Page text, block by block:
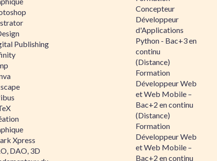
Publishing
Xpress
DAO, 3D
Concepteur
Développeur
d'Applications
Python - Bac+3 en
continu
(Distance)
Formation
Développeur Web
et Web Mobile –
Bac+2 en continu
(Distance)
Formation
Développeur Web
et Web Mobile –
Bac+2 en continu